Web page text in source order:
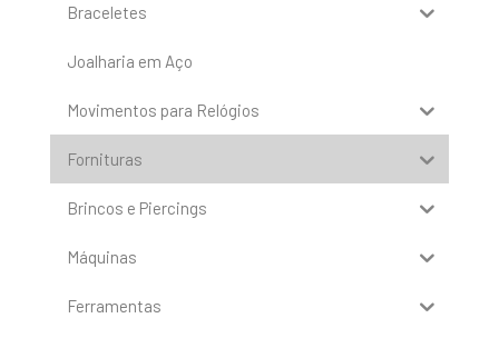
Braceletes
Joalharia em Aço
Movimentos para Relógios
Fornituras
Brincos e Piercings
Máquinas
Ferramentas